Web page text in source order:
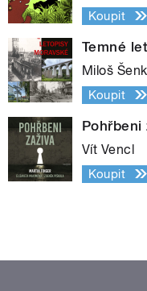
Koupit
Temné
Miloš
Koupit
Pohřbeni
Vít Vencl
Koupit